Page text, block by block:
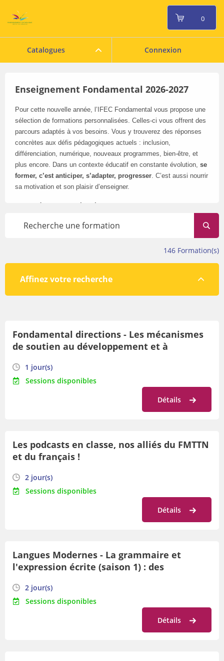
Catalogues Connexion
0
Enseignement Fondamental 2026-2027
Pour cette nouvelle année, l’IFEC Fondamental vous propose une
sélection de formations personnalisées. Celles-ci vous offrent des
parcours adaptés à vos besoins. Vous y trouverez des réponses
concrètes aux défis pédagogiques actuels : inclusion,
différenciation, numérique, nouveaux programmes, bien-être, et
plus encore. Dans un contexte éducatif en constante évolution, se
former, c’est anticiper, s’adapter, progresser. C’est aussi nourrir
sa motivation et son plaisir d’enseigner.
conditions de participation en bas de cette page.146 Formation(s)
Affinez votre recherche
Par orientation
Fondamental directions - Les mécanismes
de soutien au développement et à
professionnelles
1 jour(s)
Sessions disponibles
Détails
Les podcasts en classe, nos alliés du FMTTN
et du français !
2 jour(s)
Sessions disponibles
Détails
Langues Modernes - La grammaire et
l'expression écrite (saison 1) : des
2 jour(s)
Sessions disponibles
Détails